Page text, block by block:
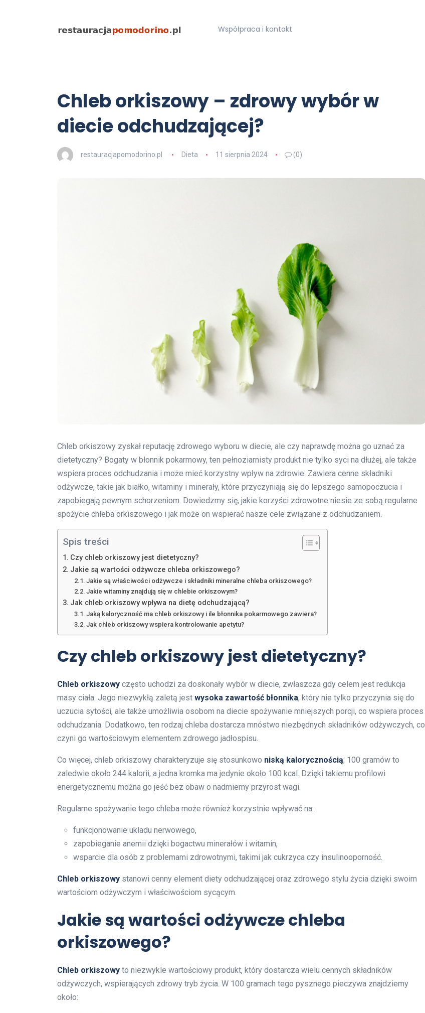
Współpraca i kontakt
Chleb orkiszowy – zdrowy wybór w
diecie odchudzającej?
restauracjapomodorino.pl Dieta 11 sierpnia 2024 (0)
Chleb orkiszowy zyskał reputację zdrowego wyboru w diecie, ale czy naprawdę można go uznać za
dietetyczny? Bogaty w błonnik pokarmowy, ten pełnoziarnisty produkt nie tylko syci na dłużej, ale także
wspiera proces odchudzania i może mieć korzystny wpływ na zdrowie. Zawiera cenne składniki
odżywcze, takie jak białko, witaminy i minerały, które przyczyniają się do lepszego samopoczucia i
zapobiegają pewnym schorzeniom. Dowiedzmy się, jakie korzyści zdrowotne niesie ze sobą regularne
spożycie chleba orkiszowego i jak może on wspierać nasze cele związane z odchudzaniem.
Spis treści
Czy chleb orkiszowy jest dietetyczny?
Jakie są wartości odżywcze chleba orkiszowego?
Jakie są właściwości odżywcze i składniki mineralne chleba orkiszowego?
Jakie witaminy znajdują się w chlebie orkiszowym?
Jak chleb orkiszowy wpływa na dietę odchudzającą?
Jaką kaloryczność ma chleb orkiszowy i ile błonnika pokarmowego zawiera?
Jak chleb orkiszowy wspiera kontrolowanie apetytu?
Czy chleb orkiszowy jest dietetyczny?
Chleb orkiszowy często uchodzi za doskonały wybór w diecie, zwłaszcza gdy celem jest redukcja
masy ciała. Jego niezwykłą zaletą jest wysoka zawartość błonnika, który nie tylko przyczynia się do
uczucia sytości, ale także umożliwia osobom na diecie spożywanie mniejszych porcji, co wspiera proces
odchudzania. Dodatkowo, ten rodzaj chleba dostarcza mnóstwo niezbędnych składników odżywczych, co
czyni go wartościowym elementem zdrowego jadłospisu.
Co więcej, chleb orkiszowy charakteryzuje się stosunkowo niską kalorycznością; 100 gramów to
zaledwie około 244 kalorii, a jedna kromka ma jedynie około 100 kcal. Dzięki takiemu profilowi
energetycznemu można go jeść bez obaw o nadmierny przyrost wagi.
Regularne spożywanie tego chleba może również korzystnie wpływać na:
funkcjonowanie układu nerwowego,
zapobieganie anemii dzięki bogactwu minerałów i witamin,
wsparcie dla osób z problemami zdrowotnymi, takimi jak cukrzyca czy insulinooporność.
Chleb orkiszowy stanowi cenny element diety odchudzającej oraz zdrowego stylu życia dzięki swoim
wartościom odżywczym i właściwościom sycącym.
Jakie są wartości odżywcze chleba
orkiszowego?
Chleb orkiszowy to niezwykle wartościowy produkt, który dostarcza wielu cennych składników
odżywczych, wspierających zdrowy tryb życia. W 100 gramach tego pysznego pieczywa znajdziemy
około: